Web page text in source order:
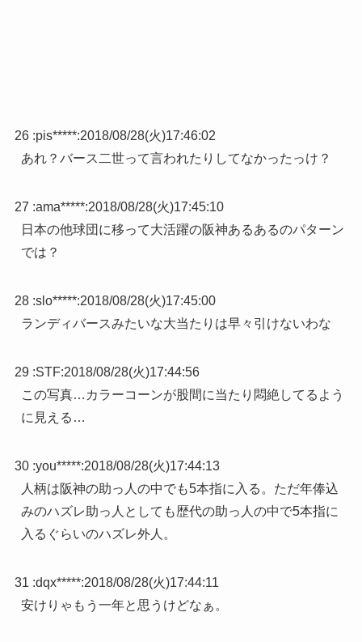
26 :pis*****:2018/08/28(火)17:46:02
あれ？バース二世って言われたりしてなかったっけ？
27 :ama*****:2018/08/28(火)17:45:10
日本の他球団に移って大活躍の阪神あるあるのパターン
では？
28 :slo*****:2018/08/28(火)17:45:00
ランディバースみたいな大当たりは早々引けないわな
29 :STF:2018/08/28(火)17:44:56
この写真…カラーコーンが股間に当たり悶絶してるよう
に見える…
30 :you*****:2018/08/28(火)17:44:13
人柄は阪神の助っ人の中でも5本指に入る。ただ年俸込
みのハズレ助っ人としても歴代の助っ人の中で5本指に
入るぐらいのハズレ外人。
31 :dqx*****:2018/08/28(火)17:44:11
安けりゃもう一年と思うけどなぁ。